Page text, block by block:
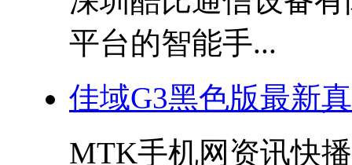
平台的智能手...
佳域G3黑色版最新
MTK手机网资讯快